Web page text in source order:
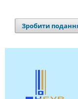
Зробити